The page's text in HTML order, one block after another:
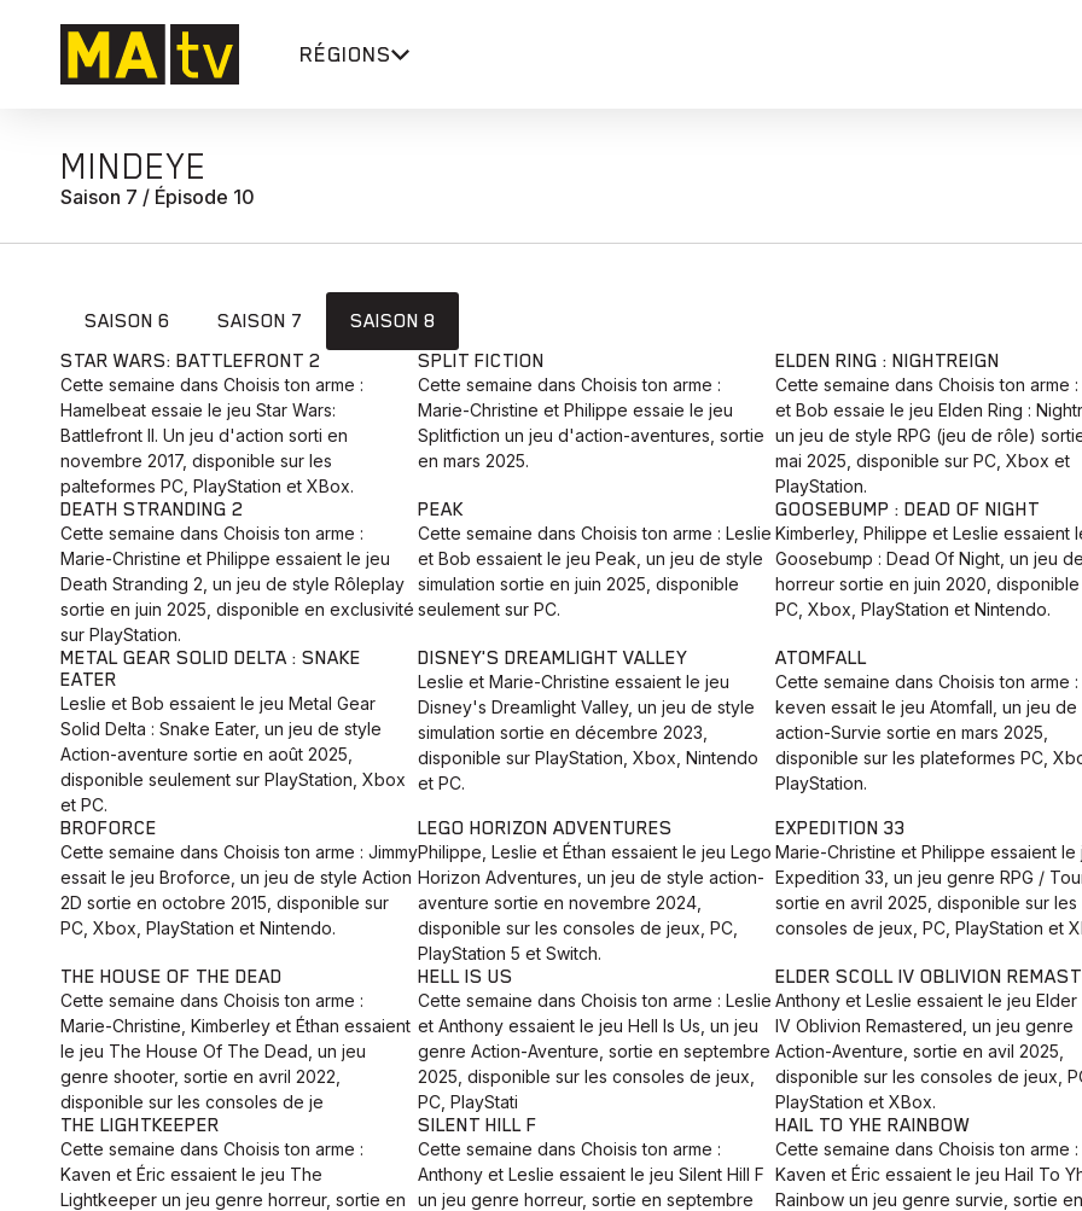
RÉGIONS
MINDEYE
Saison 7 / Épisode 10
SAISON 6 SAISON 7
SAISON 8
STAR WARS: BATTLEFRONT 2
Cette semaine dans Choisis ton arme :
Hamelbeat essaie le jeu Star Wars:
Battlefront II. Un jeu d'action sorti en
novembre 2017, disponible sur les
palteformes PC, PlayStation et XBox.
SPLIT FICTION
Cette semaine dans Choisis ton arme :
Marie-Christine et Philippe essaie le jeu
Splitfiction un jeu d'action-aventures, sortie
en mars 2025.
ELDEN RING : NIGHTREIGN
Cette semaine dans Choisis ton arme
et Bob essaie le jeu Elden Ring :
un jeu de style RPG (jeu de rôle)
mai 2025, disponible sur PC, Xbox et
PlayStation.
DEATH STRANDING 2
Cette semaine dans Choisis ton arme :
Marie-Christine et Philippe essaient le jeu
Death Stranding 2, un jeu de style Rôleplay
sortie en juin 2025, disponible en exclusivité
sur PlayStation.
PEAK
Cette semaine dans Choisis ton arme : Leslie
et Bob essaient le jeu Peak, un jeu de style
simulation sortie en juin 2025, disponible
seulement sur PC.
GOOSEBUMP : DEAD OF NIGHT
Kimberley, Philippe et Leslie essaient
Goosebump : Dead Of Night, un jeu
horreur sortie en juin 2020,
PC, Xbox, PlayStation et Nintendo.
METAL GEAR SOLID DELTA : SNAKE
EATER
Leslie et Bob essaient le jeu Metal Gear
Solid Delta : Snake Eater, un jeu de style
Action-aventure sortie en août 2025,
disponible seulement sur PlayStation, Xbox
et PC.
DISNEY'S DREAMLIGHT VALLEY
Leslie et Marie-Christine essaient le jeu
Disney's Dreamlight Valley, un jeu de style
simulation sortie en décembre 2023,
disponible sur PlayStation, Xbox, Nintendo
et PC.
ATOMFALL
Cette semaine dans Choisis ton arme :
keven essait le jeu Atomfall, un jeu de
action-Survie sortie en mars 2025,
disponible sur les plateformes PC,
PlayStation.
BROFORCE
Cette semaine dans Choisis ton arme : Jimmy
essait le jeu Broforce, un jeu de style Action
2D sortie en octobre 2015, disponible sur
PC, Xbox, PlayStation et Nintendo.
LEGO HORIZON ADVENTURES
Philippe, Leslie et Éthan essaient le jeu Lego
Horizon Adventures, un jeu de style action-
aventure sortie en novembre 2024,
disponible sur les consoles de jeux, PC,
PlayStation 5 et Switch.
EXPEDITION 33
Marie-Christine et Philippe essaient le
Expedition 33, un jeu genre RPG /
sortie en avril 2025, disponible sur les
consoles de jeux, PC, PlayStation et
THE HOUSE OF THE DEAD
Cette semaine dans Choisis ton arme :
Marie-Christine, Kimberley et Éthan essaient
le jeu The House Of The Dead, un jeu
genre shooter, sortie en avril 2022,
disponible sur les consoles de je
HELL IS US
Cette semaine dans Choisis ton arme : Leslie
et Anthony essaient le jeu Hell Is Us, un jeu
genre Action-Aventure, sortie en septembre
2025, disponible sur les consoles de jeux,
PC, PlayStati
ELDER SCOLL IV OBLIVION
Anthony et Leslie essaient le jeu Elder
IV Oblivion Remastered, un jeu genre
Action-Aventure, sortie en avil 2025,
disponible sur les consoles de jeux,
PlayStation et XBox.
THE LIGHTKEEPER
Cette semaine dans Choisis ton arme :
Kaven et Éric essaient le jeu The
Lightkeeper un jeu genre horreur, sortie en
SILENT HILL F
Cette semaine dans Choisis ton arme :
Anthony et Leslie essaient le jeu Silent Hill F
un jeu genre horreur, sortie en septembre
HAIL TO YHE RAINBOW
Cette semaine dans Choisis ton arme :
Kaven et Éric essaient le jeu Hail To
Rainbow un jeu genre survie, sortie en